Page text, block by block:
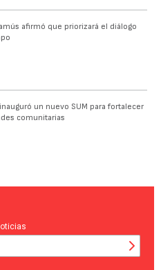
afirmó que priorizará el diálogo
un nuevo SUM para fortalecer
comunitarias